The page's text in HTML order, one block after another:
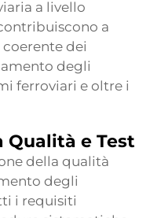
a livello
a
dei
degli
ferroviari e oltre i
Qualità e Test
della qualità
degli
i requisiti